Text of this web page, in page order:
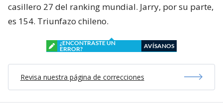
casillero 27 del ranking mundial. Jarry, por su parte,
es 154. Triunfazo chileno.
¿ENCONTRASTE UN
ERROR?
AVÍSANOS
Revisa nuestra página de correcciones